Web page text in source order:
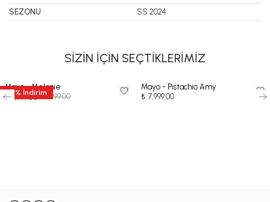
SEZONU
SS 2024
SİZİN İÇİN SEÇTİKLERİMİZ
50 % İndirim
Mayo - Melanie
₺ 3,999.50 ₺ 7,999.00
Mayo - Pistachio Amy
₺ 7,999.00